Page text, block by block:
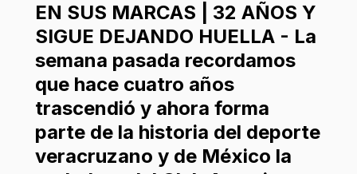
EN SUS MARCAS | 32 AÑOS Y
SIGUE DEJANDO HUELLA - La
semana pasada recordamos
que hace cuatro años
trascendió y ahora forma
parte de la historia del deporte
veracruzano y de México la